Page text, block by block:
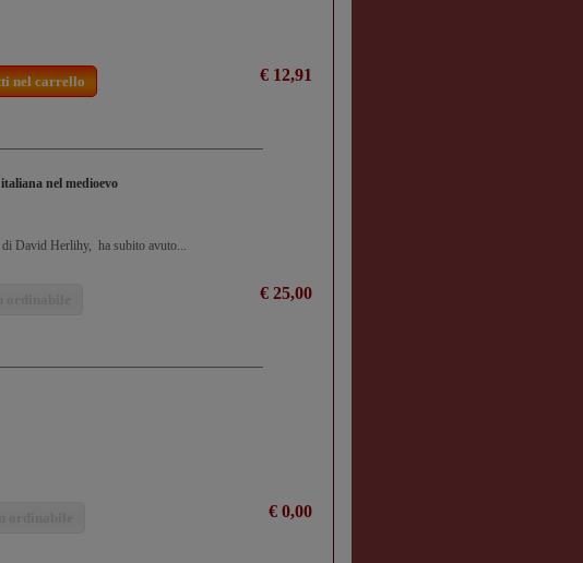
€ 12,91
nel carrello
nel medioevo
David Herlihy, ha subito avuto...
€ 25,00
€ 0,00